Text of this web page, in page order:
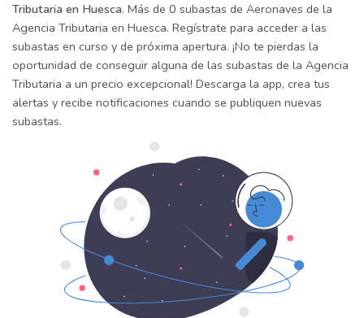
Tributaria en Huesca. Más de 0 subastas de Aeronaves de la
Agencia Tributaria en Huesca. Regístrate para acceder a las
subastas en curso y de próxima apertura. ¡No te pierdas la
oportunidad de conseguir alguna de las subastas de la Agencia
Tributaria a un precio excepcional! Descarga la app, crea tus
alertas y recibe notificaciones cuando se publiquen nuevas
subastas.